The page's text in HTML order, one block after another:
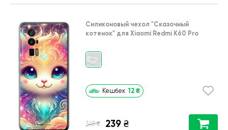
Силиконовый чехол "Сказочный
котенок" для Xiaomi Redmi K60 Pro
Кешбек 12 ₴
345 ₴ 239 ₴